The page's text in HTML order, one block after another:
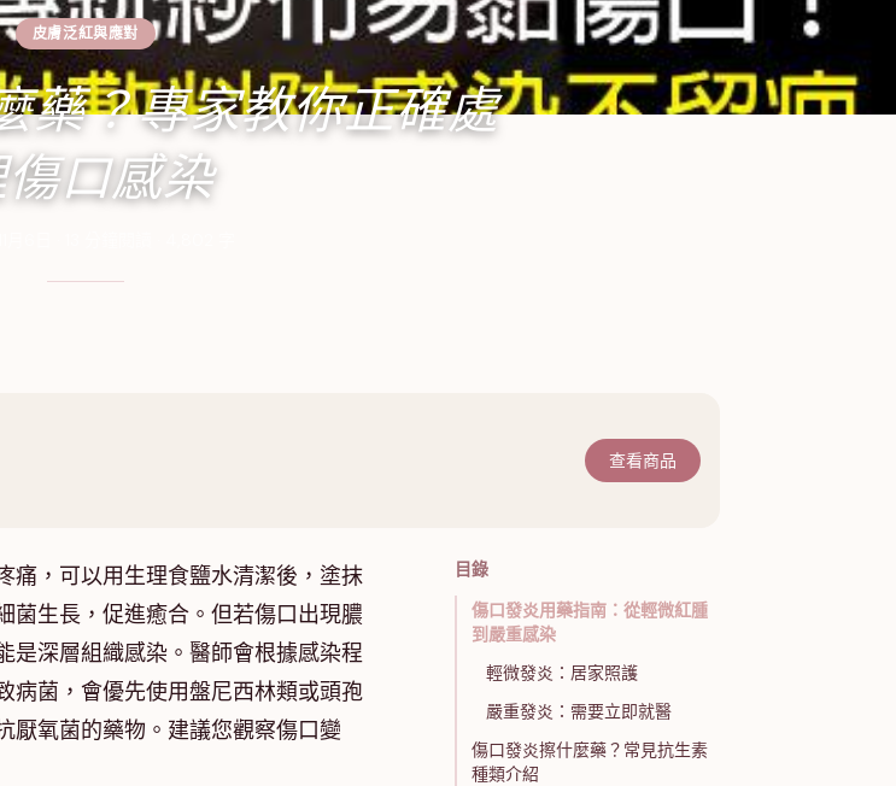
皮膚泛紅與應對
藥？專家教你正確處
口感染
查看商品
痛，可以用生理食鹽水清潔後，塗抹
菌生長，促進癒合。但若傷口出現膿
是深層組織感染。醫師會根據感染程
病菌，會優先使用盤尼西林類或頭孢
厭氧菌的藥物。建議您觀察傷口變
目錄
傷口發炎用藥指南：從輕微紅腫
到嚴重感染
輕微發炎：居家照護
嚴重發炎：需要立即就醫
傷口發炎擦什麼藥？常見抗生素
種類介紹